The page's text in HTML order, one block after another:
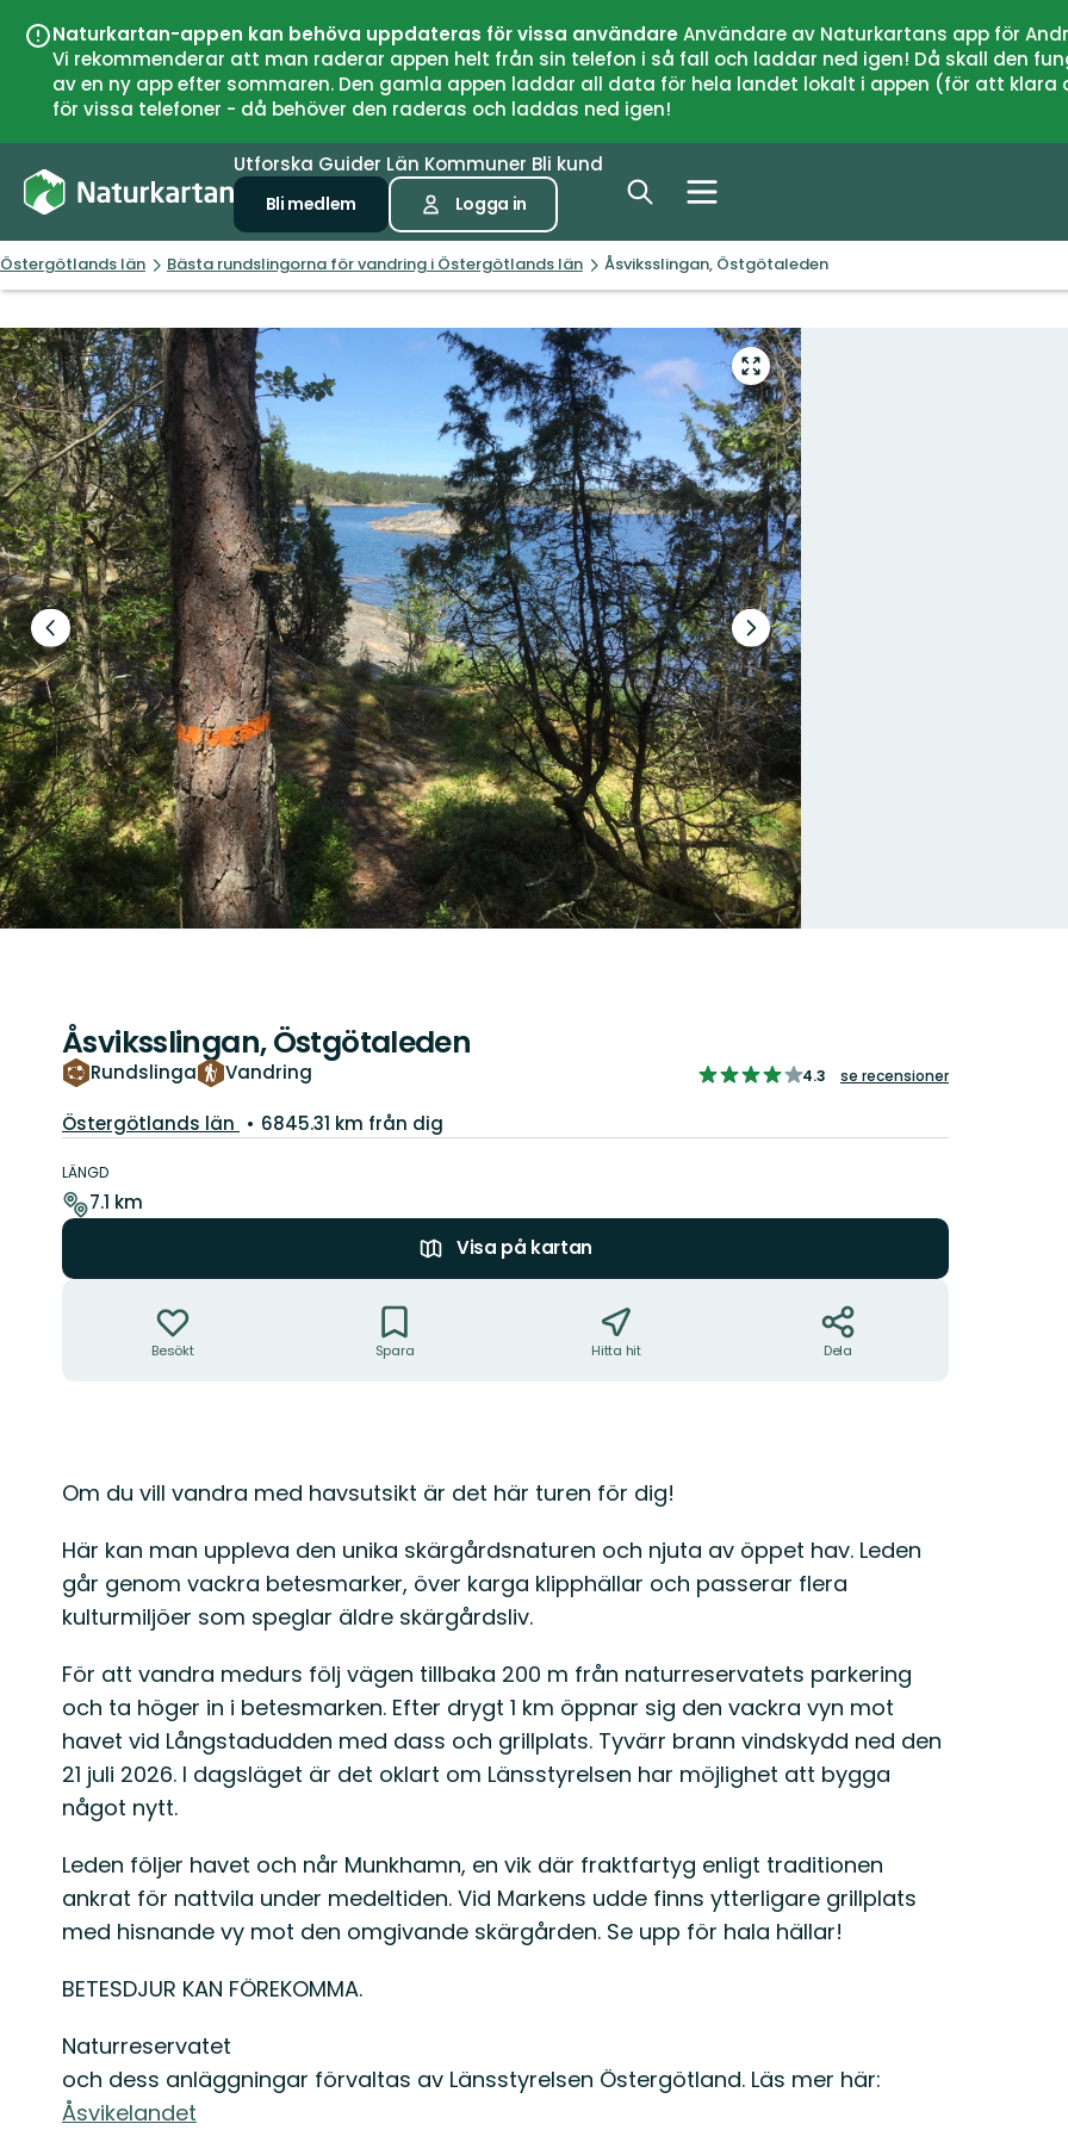
Naturkartan-appen kan behöva uppdateras för vissa användareAnvändare av Naturkartans app för
Vi rekommenderar att man raderar appen helt från sin telefon i så fall och laddar ned igen! Då skall den
av en ny app efter sommaren. Den gamla appen laddar all data för hela landet lokalt i appen (för att
för vissa telefoner - då behöver den raderas och laddas ned igen!
Utforska Guider Län Kommuner Bli kund
Bli medlem Logga in
Östergötlands län Bästa rundslingorna för vandring i Östergötlands län Åsviksslingan, Östgötaleden
Gå
till
helskärmsläge
Föregående
bild
Nästa
bildspel
Åsviksslingan, Östgötaleden
Rundslinga Vandring
4.252422100026185
4.3 se recensioner
Län:
Östergötlands län 6845.31 km från dig
om
leden
LÄNGD
7.1 km
Visa på kartan
Besökt Spara Hitta hit Dela
Beskrivning
Om du vill vandra med havsutsikt är det här turen för dig!
Här kan man uppleva den unika skärgårdsnaturen och njuta av öppet hav. Leden
går genom vackra betesmarker, över karga klipphällar och passerar flera
kulturmiljöer som speglar äldre skärgårdsliv.
För att vandra medurs följ vägen tillbaka 200 m från naturreservatets parkering
och ta höger in i betesmarken. Efter drygt 1 km öppnar sig den vackra vyn mot
havet vid Långstadudden med dass och grillplats. Tyvärr brann vindskydd ned den
21 juli 2026. I dagsläget är det oklart om Länsstyrelsen har möjlighet att bygga
något nytt.
Leden följer havet och når Munkhamn, en vik där fraktfartyg enligt traditionen
ankrat för nattvila under medeltiden. Vid Markens udde finns ytterligare grillplats
med hisnande vy mot den omgivande skärgården. Se upp för hala hällar!
BETESDJUR KAN FÖREKOMMA.
Naturreservatet
och dess anläggningar förvaltas av Länsstyrelsen Östergötland. Läs mer här:
Åsvikelandet